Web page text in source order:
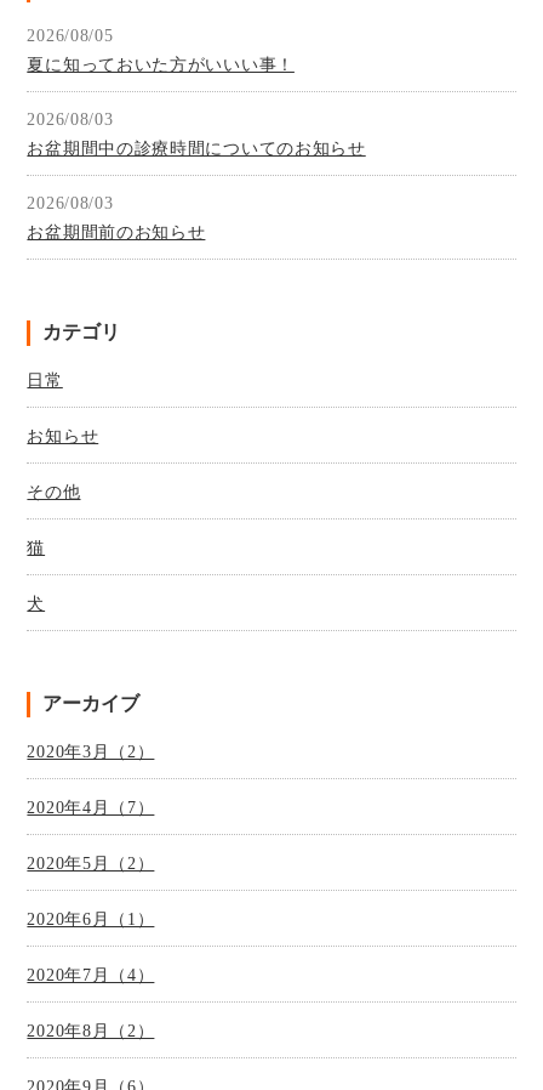
2026/08/05
夏に知っておいた方がいいい事！
2026/08/03
お盆期間中の診療時間についてのお知らせ
2026/08/03
お盆期間前のお知らせ
カテゴリ
日常
お知らせ
その他
猫
犬
アーカイブ
2020年3月（2）
2020年4月（7）
2020年5月（2）
2020年6月（1）
2020年7月（4）
2020年8月（2）